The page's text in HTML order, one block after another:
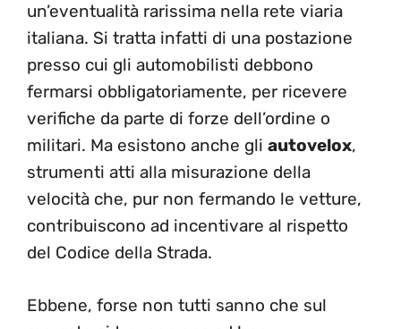
un’eventualità rarissima nella rete viaria
italiana. Si tratta infatti di una postazione
presso cui gli automobilisti debbono
fermarsi obbligatoriamente, per ricevere
verifiche da parte di forze dell’ordine o
militari. Ma esistono anche gli autovelox,
strumenti atti alla misurazione della
velocità che, pur non fermando le vetture,
contribuiscono ad incentivare al rispetto
del Codice della Strada.
Ebbene, forse non tutti sanno che sul